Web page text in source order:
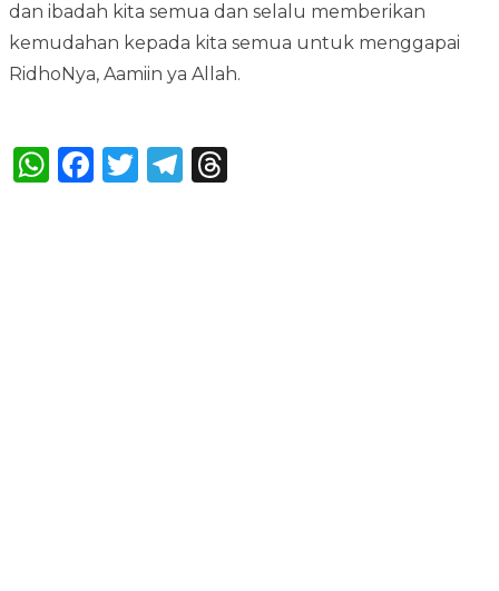
dan ibadah kita semua dan selalu memberikan
kemudahan kepada kita semua untuk menggapai
RidhoNya, Aamiin ya Allah.
WhatsApp
Facebook
Twitter
Telegram